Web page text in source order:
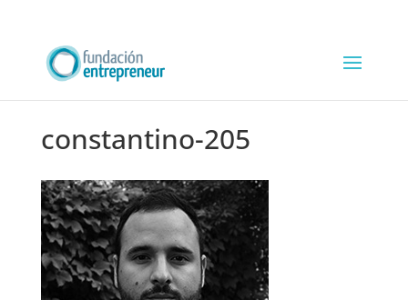
constantino-205